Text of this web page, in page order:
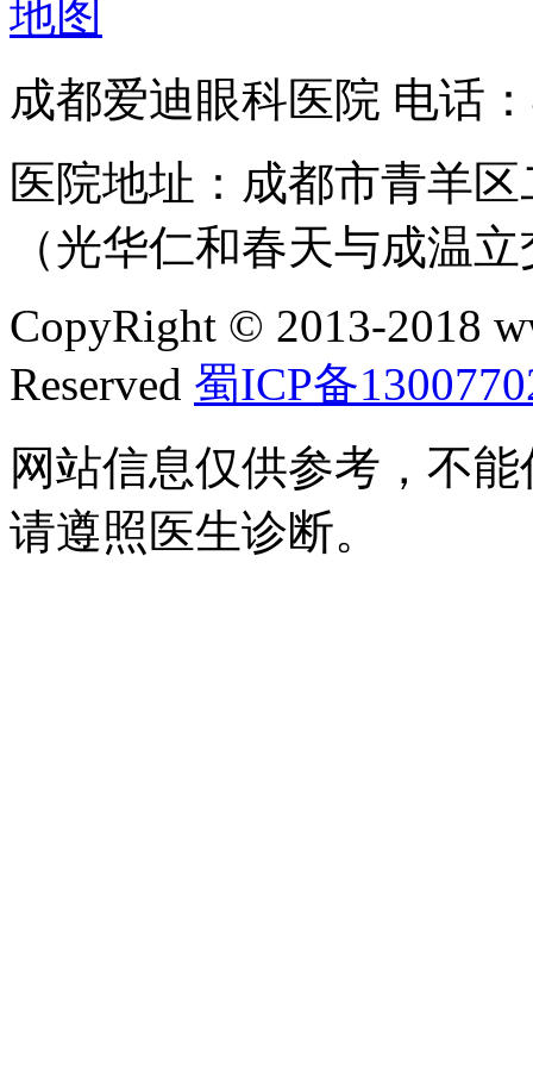
成都爱迪眼科医院 电话
医院地址：成都市青羊
（光华仁和春天与成温
CopyRight © 2013-2018
Reserved 蜀ICP备
网站信息仅供参考，不
请遵照医生诊断。